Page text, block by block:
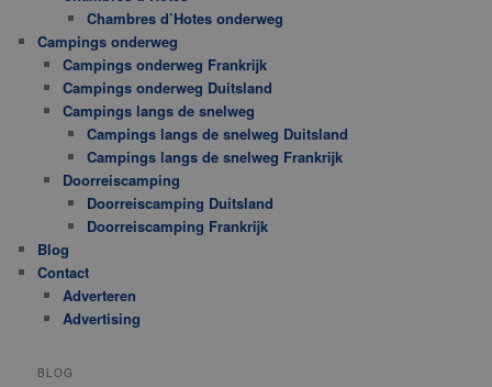
Chambres d’Hotes onderweg
Campings onderweg
Campings onderweg Frankrijk
Campings onderweg Duitsland
Campings langs de snelweg
Campings langs de snelweg Duitsland
Campings langs de snelweg Frankrijk
Doorreiscamping
Doorreiscamping Duitsland
Doorreiscamping Frankrijk
Blog
Contact
Adverteren
Advertising
BLOG